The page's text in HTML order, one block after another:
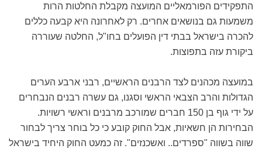
התפקידים הפורמאליים המועצה מקבלת החלטות הרות
משמעות גם בנושאים אחרים. רק לאחרונה היא קבעה כללים
להכרה בישראל בבתי דין הפועלים בחו"ל, החלטה שעוררה
ביקורת עזה בתפוצות.
במועצה מכהנים לצד הרבנים הראשיים, רבני ארבע הערים
הגדולות והרב הצבאי הראשי וסגנו, גם עשרה רבנים הנבחרים
על ידי גוף בן 150 חברים שמורכב מרבנים וראשי רשויות.
הבחירות הן חשאיות, אבל החוק קובע כי כל בוחר צריך לבחור
שווה בשווה "ספרדים.. ואשכנזים". זה כמעט החוק היחיד בישראל